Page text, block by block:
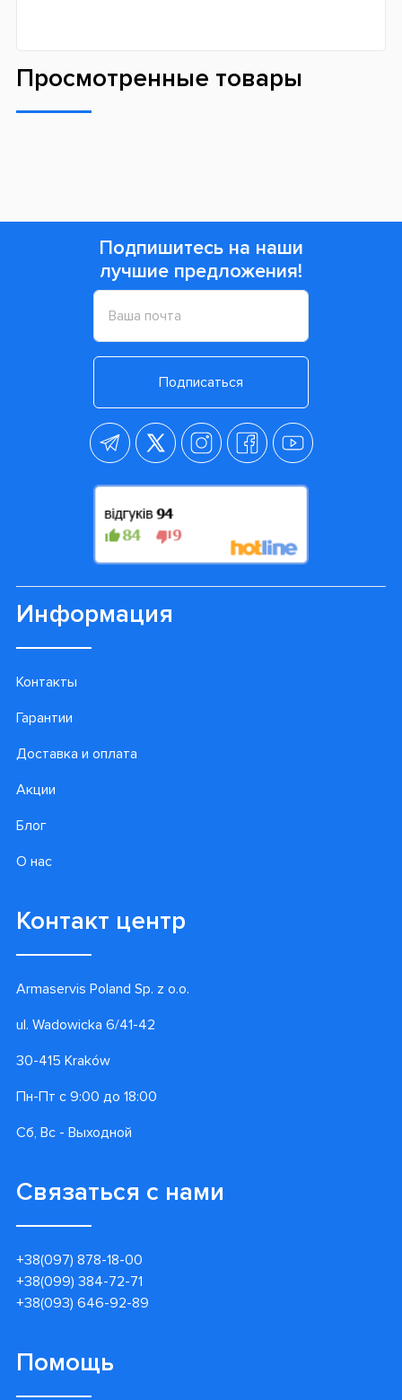
Просмотренные товары
Подпишитесь на наши
лучшие предложения!
Подписаться
Информация
Контакты
Гарантии
Доставка и оплата
Акции
Блог
О нас
Контакт центр
Armaservis Poland Sp. z o.o.
ul. Wadowicka 6/41-42
30-415 Kraków
Пн-Пт с 9:00 до 18:00
Сб, Вс - Выходной
Связаться с нами
+38(097) 878-18-00
+38(099) 384-72-71
+38(093) 646-92-89
Помощь